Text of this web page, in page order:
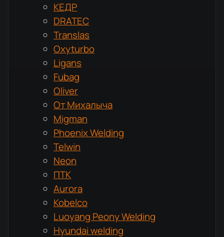
КЕДР
DRATEC
Translas
Oxyturbo
Ligans
Fubag
Oliver
От Михалыча
Migman
Phoenix Welding
Telwin
Neon
ПТК
Aurora
Kobelco
Luoyang Peony Welding
Hyundai welding